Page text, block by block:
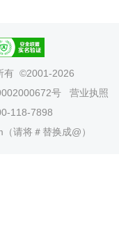
有 ©2001-2026
号
营业执照
118-7898
请将＃替换成@）